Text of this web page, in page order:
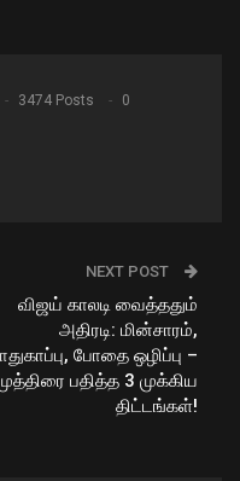
3474 Posts 0
NEXT POST
விஜய் காலடி வைத்ததும்
அதிரடி: மின்சாரம்,
போதை ஒழிப்பு –
பதித்த 3 முக்கிய
திட்டங்கள்!